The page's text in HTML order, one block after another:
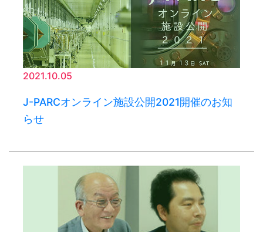
2021.10.05
J-PARCオンライン施設公開2021開催のお知
らせ